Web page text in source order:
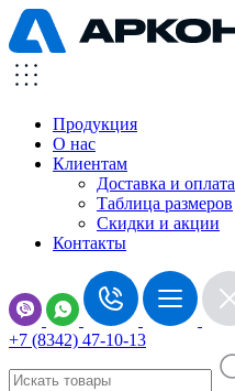
Продукция
О нас
Клиентам
Доставка и оплата
Таблица размеров
Скидки и акции
Контакты
+7 (8342) 47-10-13